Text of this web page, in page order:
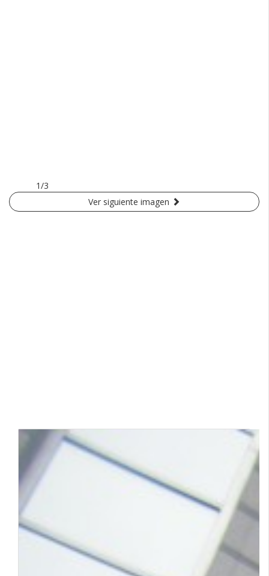
1/3
Ver siguiente imagen